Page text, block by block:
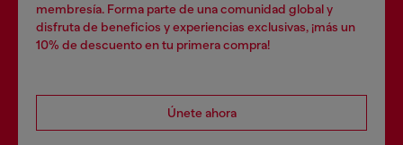
membresía. Forma parte de una comunidad global y
disfruta de beneficios y experiencias exclusivas, ¡más un
10% de descuento en tu primera compra!
Únete ahora